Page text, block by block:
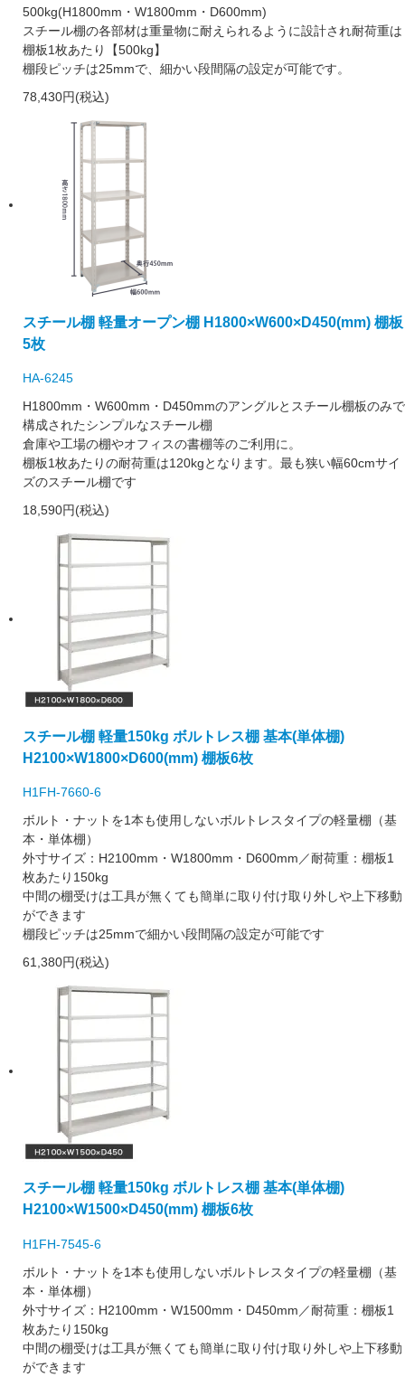
500kg(H1800mm・W1800mm・D600mm)
スチール棚の各部材は重量物に耐えられるように設計され耐荷重は
棚板1枚あたり【500kg】
棚段ピッチは25mmで、細かい段間隔の設定が可能です。
78,430円(税込)
スチール棚 軽量オープン棚 H1800×W600×D450(mm) 棚板
5枚
HA-6245
H1800mm・W600mm・D450mmのアングルとスチール棚板のみで
構成されたシンプルなスチール棚
倉庫や工場の棚やオフィスの書棚等のご利用に。
棚板1枚あたりの耐荷重は120kgとなります。最も狭い幅60cmサイ
ズのスチール棚です
18,590円(税込)
スチール棚 軽量150kg ボルトレス棚 基本(単体棚)
H2100×W1800×D600(mm) 棚板6枚
H1FH-7660-6
ボルト・ナットを1本も使用しないボルトレスタイプの軽量棚（基
本・単体棚）
外寸サイズ：H2100mm・W1800mm・D600mm／耐荷重：棚板1
枚あたり150kg
中間の棚受けは工具が無くても簡単に取り付け取り外しや上下移動
ができます
棚段ピッチは25mmで細かい段間隔の設定が可能です
61,380円(税込)
スチール棚 軽量150kg ボルトレス棚 基本(単体棚)
H2100×W1500×D450(mm) 棚板6枚
H1FH-7545-6
ボルト・ナットを1本も使用しないボルトレスタイプの軽量棚（基
本・単体棚）
外寸サイズ：H2100mm・W1500mm・D450mm／耐荷重：棚板1
枚あたり150kg
中間の棚受けは工具が無くても簡単に取り付け取り外しや上下移動
ができます